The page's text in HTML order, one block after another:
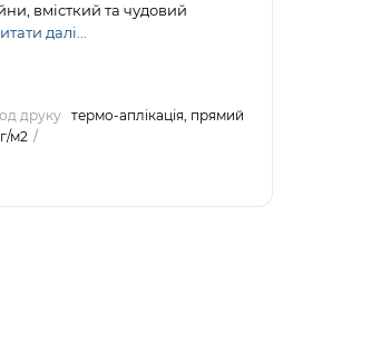
вмісткий та чудовий
далі...
друку
термо-аплікація, прямий
м2